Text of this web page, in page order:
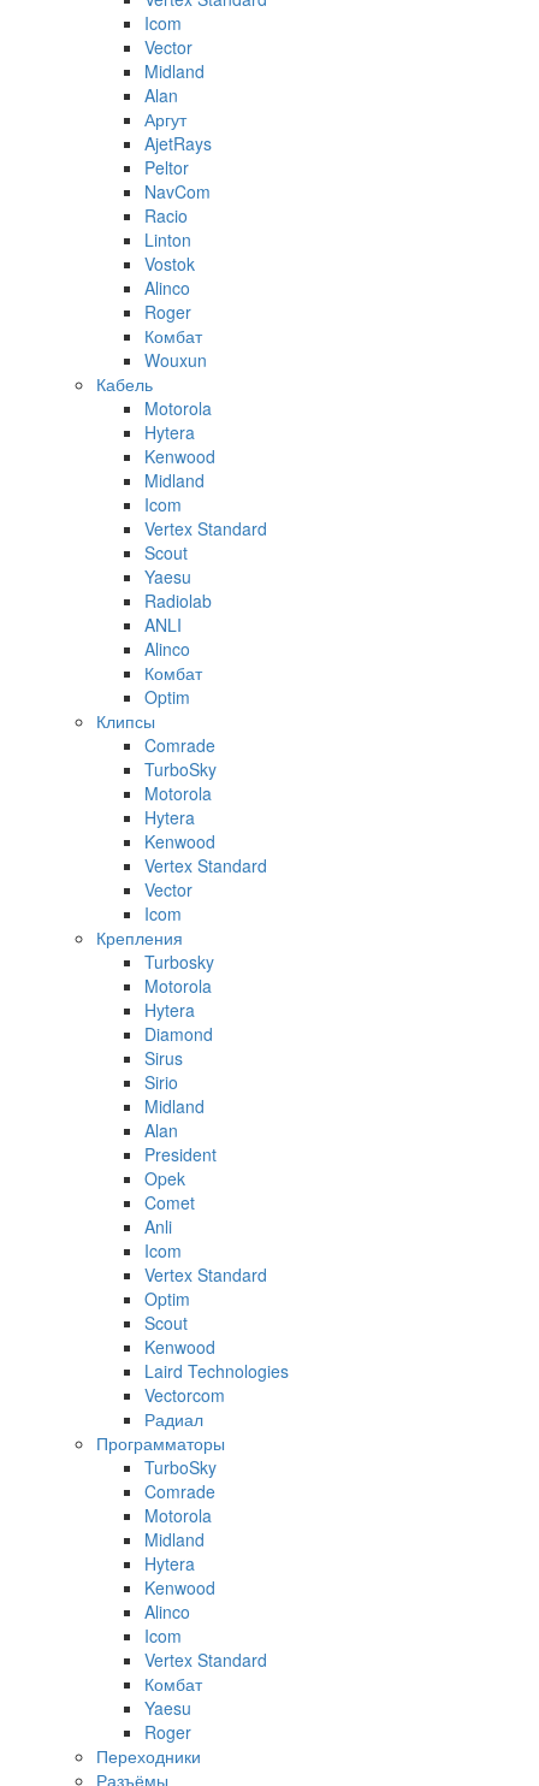
Icom
Vector
Midland
Alan
Аргут
AjetRays
Peltor
NavCom
Racio
Linton
Vostok
Alinco
Roger
Комбат
Wouxun
Кабель
Motorola
Hytera
Kenwood
Midland
Icom
Vertex Standard
Scout
Yaesu
Radiolab
ANLI
Alinco
Комбат
Optim
Клипсы
Comrade
TurboSky
Motorola
Hytera
Kenwood
Vertex Standard
Vector
Icom
Крепления
Turbosky
Motorola
Hytera
Diamond
Sirus
Sirio
Midland
Alan
President
Opek
Comet
Anli
Icom
Vertex Standard
Optim
Scout
Kenwood
Laird Technologies
Vectorcom
Радиал
Программаторы
TurboSky
Comrade
Motorola
Midland
Hytera
Kenwood
Alinco
Icom
Vertex Standard
Комбат
Yaesu
Roger
Переходники
Разъёмы